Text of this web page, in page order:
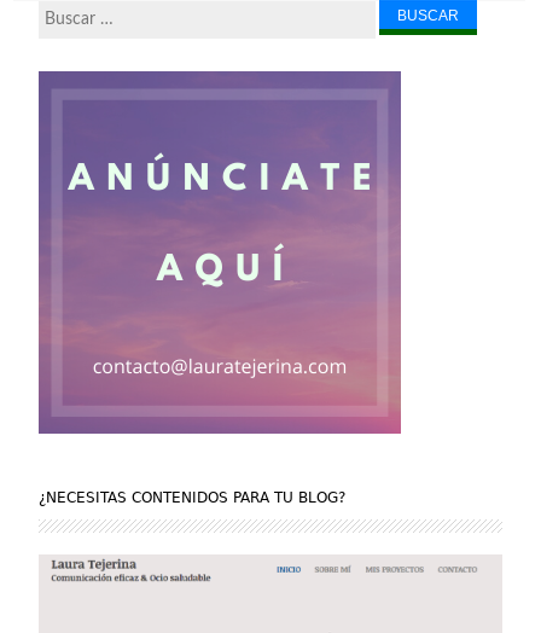
Buscar...
¿NECESITAS CONTENIDOS PARA TU BLOG?